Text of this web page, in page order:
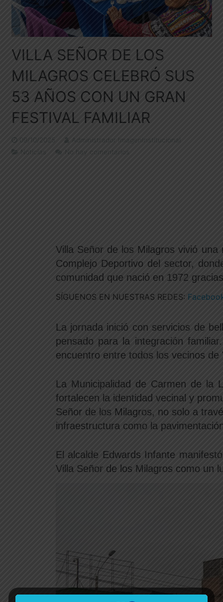
VILLA SEÑOR DE LOS
MILAGROS CELEBRÓ SUS
53 AÑOS CON UN GRAN
FESTIVAL FAMILIAR
09/10/2025
Administrador ImagenInstitucional
Noticias
No hay comentarios
Villa Señor de los Milagros vivió
Complejo Deportivo del sector,
comunidad que nació en 1972
SÍGUENOS EN NUESTRAS REDES:
La jornada inició con servicios de
pensado para la integración
encuentro entre todos los vecinos
La Municipalidad de Carmen de la
fortalecen la identidad vecinal y
Señor de los Milagros, no solo a
infraestructura como la
El alcalde Edwards Infante
Villa Señor de los Milagros como un